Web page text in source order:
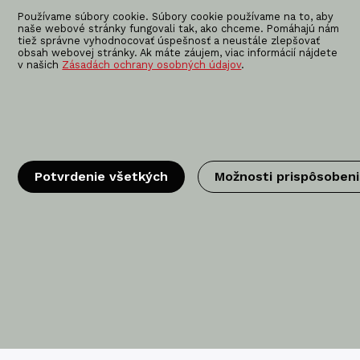
Používame súbory cookie. Súbory cookie používame na to, aby
naše webové stránky fungovali tak, ako chceme. Pomáhajú nám
tiež správne vyhodnocovať úspešnosť a neustále zlepšovať
obsah webovej stránky. Ak máte záujem, viac informácií nájdete
v našich Zásadách ochrany osobných údajov.
Potvrdenie všetkých Možnosti
nás
KOMA SLOVAKIA s.r.o.
+ 421 37 6518 325